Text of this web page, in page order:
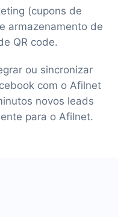
(cupons de
armazenamento de
QR code.
ou sincronizar
com o Afilnet
novos leads
para o Afilnet.